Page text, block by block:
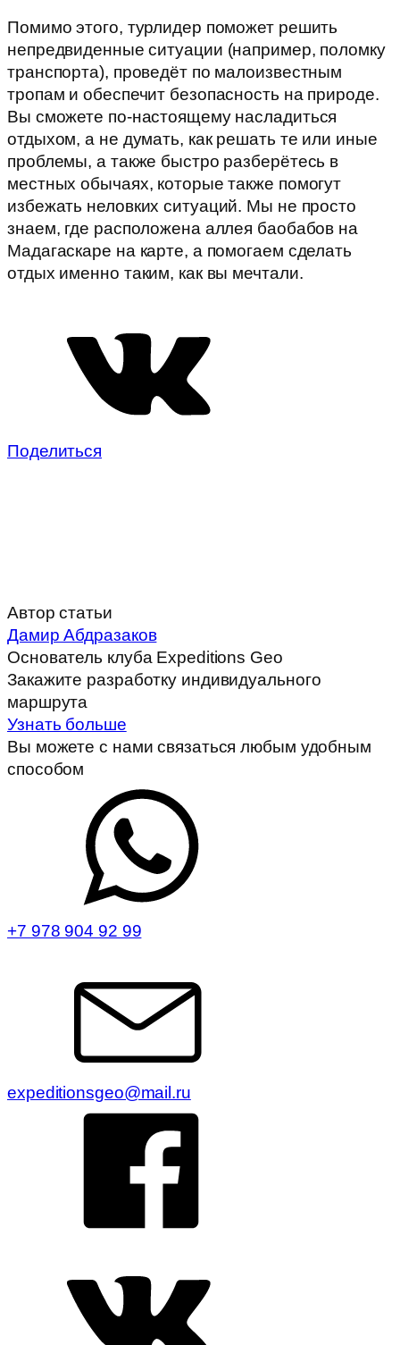
Помимо этого, турлидер поможет решить
непредвиденные ситуации (например, поломку
транспорта), проведёт по малоизвестным
тропам и обеспечит безопасность на природе.
Вы сможете по-настоящему насладиться
отдыхом, а не думать, как решать те или иные
проблемы, а также быстро разберётесь в
местных обычаях, которые также помогут
избежать неловких ситуаций. Мы не просто
знаем, где расположена аллея баобабов на
Мадагаскаре на карте, а помогаем сделать
отдых именно таким, как вы мечтали.
Поделиться
Автор статьи
Дамир Абдразаков
Основатель клуба Expeditions Geo
Закажите разработку индивидуального
маршрута
Узнать больше
Вы можете с нами связаться любым удобным
способом
+7 978 904 92 99
expeditionsgeo@mail.ru